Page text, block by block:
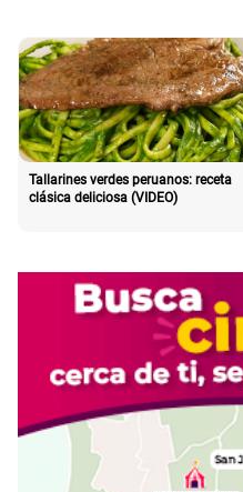
Tallarines verdes peruanos: receta
clásica deliciosa (VIDEO)